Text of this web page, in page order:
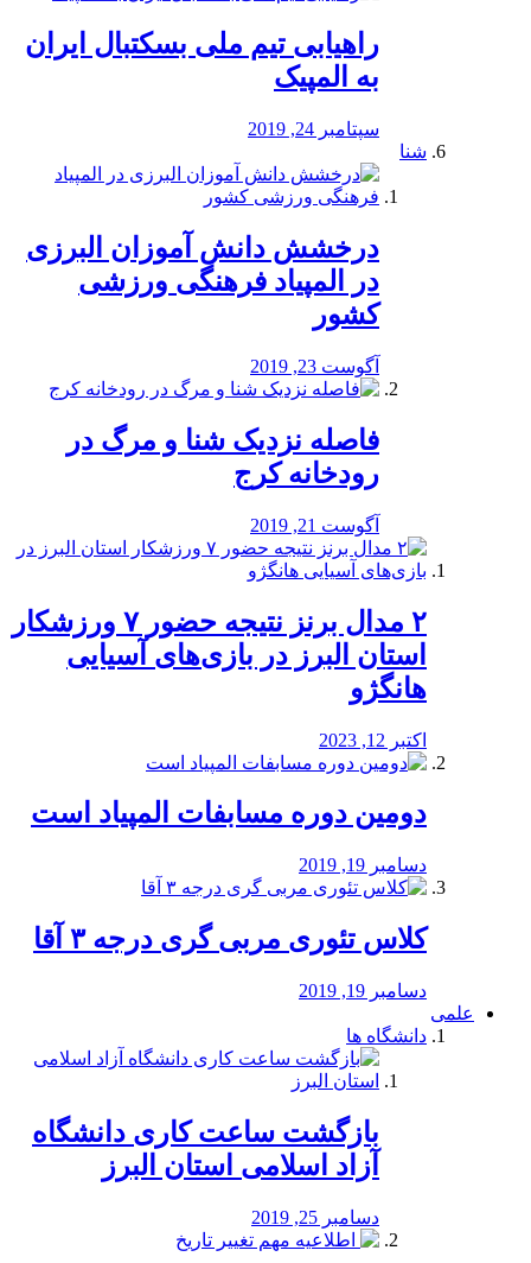
راهیابی تیم ملی بسکتبال ایران
به المپیک
سپتامبر 24, 2019
شنا
درخشش دانش آموزان البرزی
در المپیاد فرهنگی ورزشی
کشور
آگوست 23, 2019
️فاصله نزدیک شنا و مرگ در
رودخانه کرج
آگوست 21, 2019
۲ مدال برنز نتیجه حضور ۷ ورزشکار
استان البرز در بازی‌های آسیایی
هانگژو
اکتبر 12, 2023
دومین دوره مسابفات المپیاد است
دسامبر 19, 2019
کلاس تئوری مربی گری درجه ۳ آقا
دسامبر 19, 2019
علمی
دانشگاه ها
بازگشت ساعت کاری دانشگاه
آزاد اسلامی استان البرز
دسامبر 25, 2019